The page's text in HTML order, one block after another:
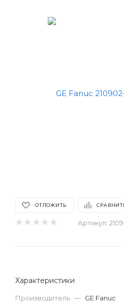
ОТЛОЖИТЬ
Артикул:
Характеристики
Производитель — GE Fanuc